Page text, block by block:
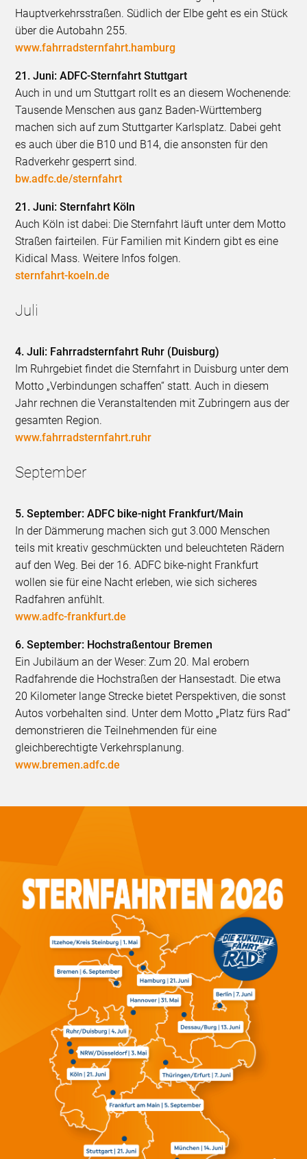
Hauptverkehrsstraßen. Südlich der Elbe geht es ein Stück
über die Autobahn 255.
www.fahrradsternfahrt.hamburg
21. Juni: ADFC-Sternfahrt Stuttgart
Auch in und um Stuttgart rollt es an diesem Wochenende:
Tausende Menschen aus ganz Baden-Württemberg
machen sich auf zum Stuttgarter Karlsplatz. Dabei geht
es auch über die B10 und B14, die ansonsten für den
Radverkehr gesperrt sind.
bw.adfc.de/sternfahrt
21. Juni: Sternfahrt Köln
Auch Köln ist dabei: Die Sternfahrt läuft unter dem Motto
Straßen fairteilen. Für Familien mit Kindern gibt es eine
Kidical Mass. Weitere Infos folgen.
sternfahrt-koeln.de
Juli
4. Juli: Fahrradsternfahrt Ruhr (Duisburg)
Im Ruhrgebiet findet die Sternfahrt in Duisburg unter dem
Motto „Verbindungen schaffen“ statt. Auch in diesem
Jahr rechnen die Veranstaltenden mit Zubringern aus der
gesamten Region.
www.fahrradsternfahrt.ruhr
September
5. September: ADFC bike-night Frankfurt/Main
In der Dämmerung machen sich gut 3.000 Menschen
teils mit kreativ geschmückten und beleuchteten Rädern
auf den Weg. Bei der 16. ADFC bike-night Frankfurt
wollen sie für eine Nacht erleben, wie sich sicheres
Radfahren anfühlt.
www.adfc-frankfurt.de
6. September: Hochstraßentour Bremen
Ein Jubiläum an der Weser: Zum 20. Mal erobern
Radfahrende die Hochstraßen der Hansestadt. Die etwa
20 Kilometer lange Strecke bietet Perspektiven, die sonst
Autos vorbehalten sind. Unter dem Motto „Platz fürs Rad“
demonstrieren die Teilnehmenden für eine
gleichberechtigte Verkehrsplanung.
www.bremen.adfc.de